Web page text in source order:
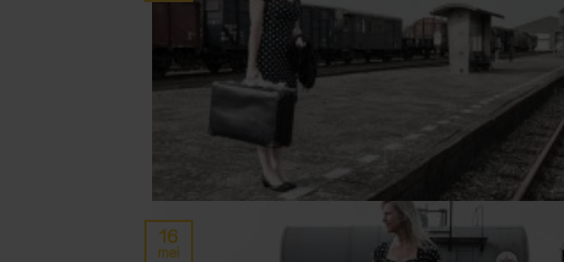
16
mei